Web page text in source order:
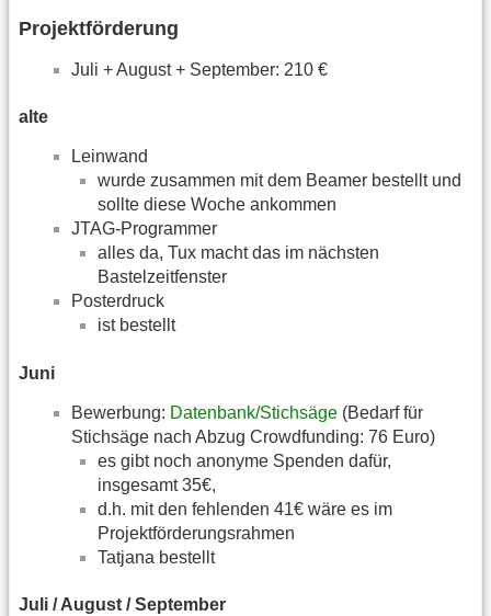
Projektförderung
Juli + August + September: 210 €
alte
Leinwand
wurde zusammen mit dem Beamer bestellt und
sollte diese Woche ankommen
JTAG-Programmer
alles da, Tux macht das im nächsten
Bastelzeitfenster
Posterdruck
ist bestellt
Juni
Bewerbung: Datenbank/Stichsäge (Bedarf für
Stichsäge nach Abzug Crowdfunding: 76 Euro)
es gibt noch anonyme Spenden dafür,
insgesamt 35€,
d.h. mit den fehlenden 41€ wäre es im
Projektförderungsrahmen
Tatjana bestellt
Juli / August / September